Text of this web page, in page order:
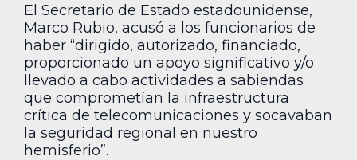
El Secretario de Estado estadounidense,
Marco Rubio, acusó a los funcionarios de
haber “dirigido, autorizado, financiado,
proporcionado un apoyo significativo y/o
llevado a cabo actividades a sabiendas
que comprometían la infraestructura
crítica de telecomunicaciones y socavaban
la seguridad regional en nuestro
hemisferio”.